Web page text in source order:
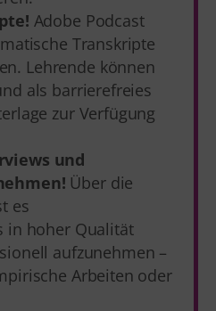
Adobe Podcast
Transkripte
Lehrende können
als barrierefreies
zur Verfügung
und
Über die
es
in hoher Qualität
aufzunehmen –
Arbeiten oder